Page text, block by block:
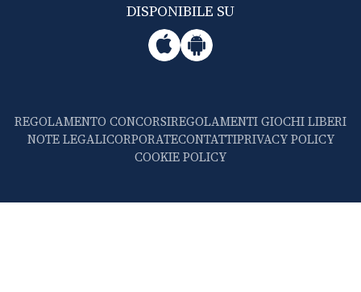
DISPONIBILE SU
REGOLAMENTO CONCORSIREGOLAMENTI GIOCHI LIBERI
NOTE LEGALICORPORATECONTATTIPRIVACY POLICY
COOKIE POLICY